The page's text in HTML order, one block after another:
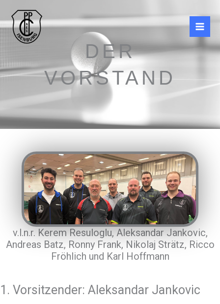
Inhalt
springen
DER
VORSTAND
v.l.n.r. Kerem Resuloglu, Aleksandar Jankovic,
Andreas Batz, Ronny Frank, Nikolaj Strätz, Ricco
Fröhlich und Karl Hoffmann
1. Vorsitzender: Aleksandar Jankovic